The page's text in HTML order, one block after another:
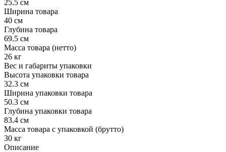
25.5 см
Ширина товара
40 см
Глубина товара
69.5 см
Масса товара (нетто)
26 кг
Вес и габариты упаковки
Высота упаковки товара
32.3 см
Ширина упаковки товара
50.3 см
Глубина упаковки товара
83.4 см
Масса товара с упаковкой (брутто)
30 кг
Описание